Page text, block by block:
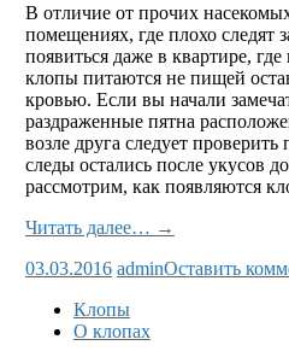
В отличие от прочих
помещениях, где плохо следят
появиться даже в квартире,
клопы питаются не пищей
кровью. Если вы начали
раздраженные пятна
возле друга следует
следы остались после укусов
рассмотрим, как появляются
Читать далее… →
03.03.2016 adminОставить
Клопы
О клопах